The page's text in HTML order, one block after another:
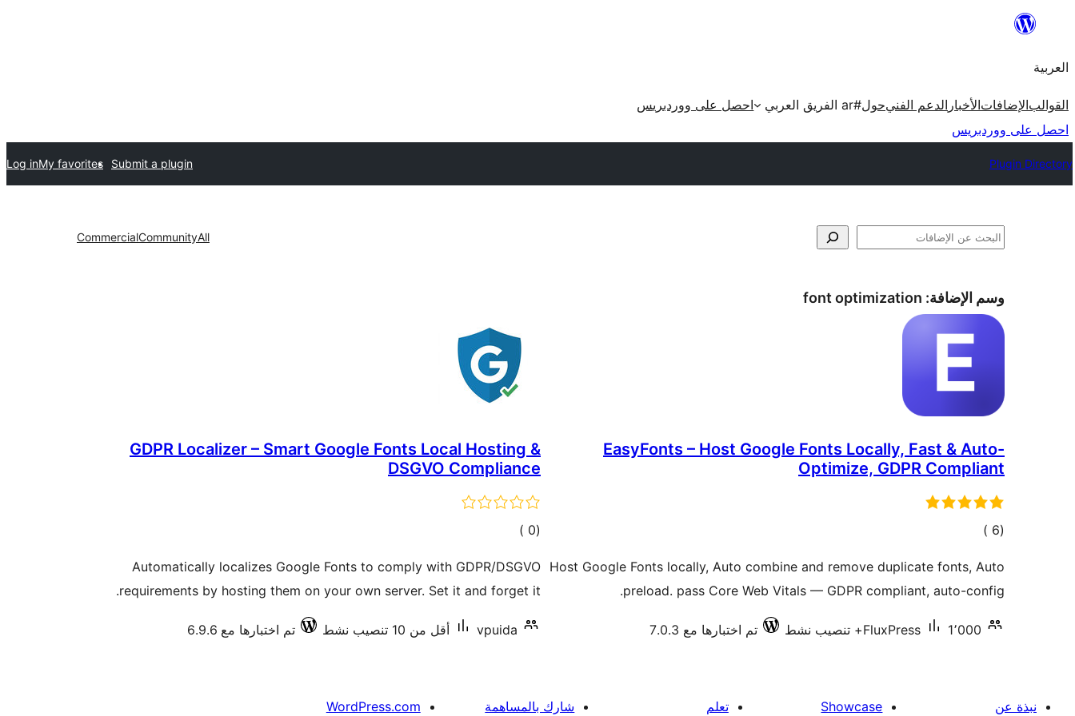
المحتوى
العربية
القوالبالإضافاتالأخبار الدعم الفنيحول#ar الفريق العربي
احصل على ووردبريس
احصل على ووردبريس
Plugin Directory
Submit a plugin
My favorites
Log in
البحث All
Community
Commercial
وسم الإضافة: font optimization
EasyFonts – Host Google Fonts Locally, Fast & Auto-
Optimize, GDPR Compliant
(6
إجمالي)
Host Google Fonts locally, Auto combine and remove duplicate fonts, Auto
preload. pass Core Web Vitals — GDPR compliant, auto-config.
FluxPress 1٬000+ تنصيب نشط تم اختبارها مع 7.0.3
GDPR Localizer – Smart Google Fonts Local Hosting &
DSGVO Compliance
(0
إجمالي)
Automatically localizes Google Fonts to comply with GDPR/DSGVO
requirements by hosting them on your own server. Set it and forget it.
vpuida أقل من 10 تنصيب نشط تم اختبارها مع 6.9.6
نبذة عن Showcase تعلم شارك بالمساهمة WordPress.com